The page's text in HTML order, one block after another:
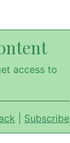
access to
Subscribe